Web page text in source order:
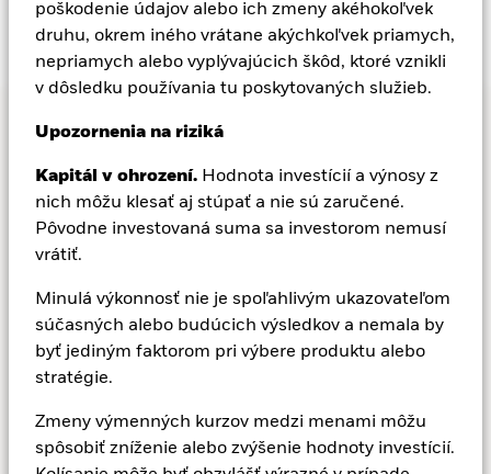
poškodenie údajov alebo ich zmeny akéhokoľvek
druhu, okrem iného vrátane akýchkoľvek priamych,
nepriamych alebo vyplývajúcich škôd, ktoré vznikli
v dôsledku používania tu poskytovaných služieb.
Upozornenia na riziká
Kapitál v ohrození. Hodnota investícií a výnosy z
nich môžu klesať aj stúpať a nie sú zaručené.
Pôvodne investovaná suma sa investorom nemusí
vrátiť.
Minulá výkonnosť nie je spoľahlivým ukazovateľom
súčasných alebo budúcich výsledkov a nemala by
byť jediným faktorom pri výbere produktu alebo
stratégie.
Zmeny výmenných kurzov medzi menami môžu
spôsobiť zníženie alebo zvýšenie hodnoty investícií.
Kto vlastní spoločnosť BlackRock?
BlackRock na celom
svete
krajinách. To nám poskytuje jedinečný medzinárodný
dosah a neustále rastúce miestne vzťahy a
partnerstvá. Využívame naše skúsenosti z celého
sveta, aby sme investovali pre našich miestnych
Viac informácií